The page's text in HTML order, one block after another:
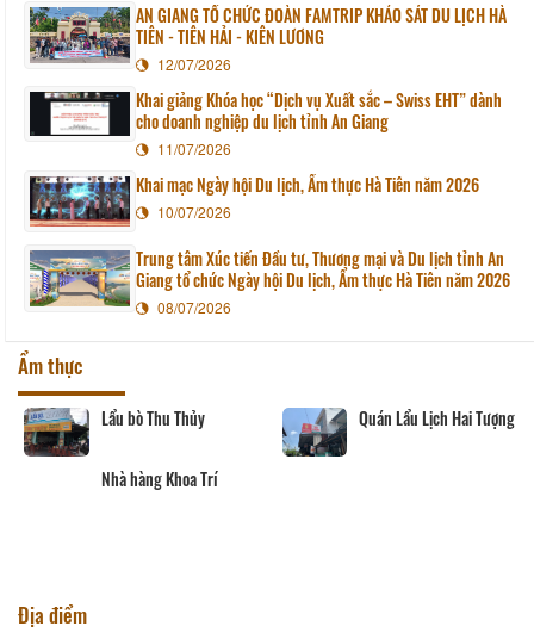
AN GIANG TỔ CHỨC ĐOÀN FAMTRIP KHẢO SÁT DU LỊCH HÀ
TIÊN - TIÊN HẢI - KIÊN LƯƠNG
12/07/2026
Khai giảng Khóa học “Dịch vụ Xuất sắc – Swiss EHT” dành
cho doanh nghiệp du lịch tỉnh An Giang
11/07/2026
Khai mạc Ngày hội Du lịch, Ẩm thực Hà Tiên năm 2026
10/07/2026
Trung tâm Xúc tiến Đầu tư, Thương mại và Du lịch tỉnh An
Giang tổ chức Ngày hội Du lịch, Ẩm thực Hà Tiên năm 2026
08/07/2026
Ẩm thực
Lẩu bò Thu Thủy Quán Lẩu Lịch Hai Tượng
Nhà hàng Khoa Trí
Địa điểm